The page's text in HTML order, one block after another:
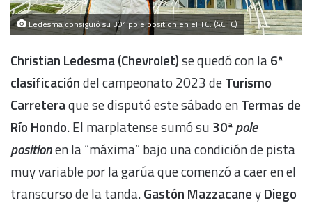
Ledesma consiguió su 30ª pole position en el TC. (ACTC)
Christian Ledesma (Chevrolet)se quedó con la6ª
clasificacióndel campeonato 2023 deTurismo
Carreteraque se disputó este sábado enTermas de
Río Hondo. El marplatense sumó su 30ªpole
positionen la “máxima” bajo una condición de pista
muy variable por la garúa que comenzó a caer en el
transcurso de la tanda.Gastón MazzacaneyDiego